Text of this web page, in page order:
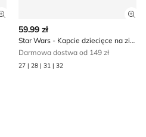
Zobacz szczegóły produktu
59.99 zł
Star Wars - Kapcie dziecięce na zimę
Darmowa dostwa od 149 zł
27 | 28 | 31 | 32